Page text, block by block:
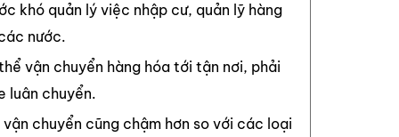
khó quản lý việc nhập cư, quản lỹ hàng
nước.
vận chuyển hàng hóa tới tận nơi, phải
luân chuyển.
chuyển cũng chậm hơn so với các loại